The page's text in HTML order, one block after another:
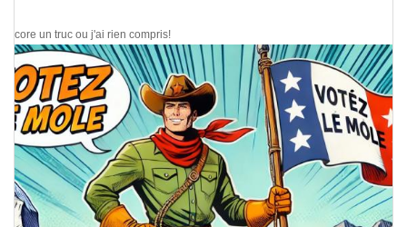
Encore un truc ou j'ai rien compris!